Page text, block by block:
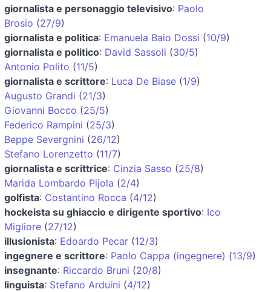
giornalista e personaggio televisivo: Paolo
Brosio (27/9)
giornalista e politica: Emanuela Baio Dossi (10/9)
giornalista e politico: David Sassoli (30/5)
Antonio Polito (11/5)
giornalista e scrittore: Luca De Biase (1/9)
Augusto Grandi (21/3)
Giovanni Bocco (25/5)
Federico Rampini (25/3)
Beppe Severgnini (26/12)
Stefano Lorenzetto (11/7)
giornalista e scrittrice: Cinzia Sasso (25/8)
Marida Lombardo Pijola (2/4)
golfista: Costantino Rocca (4/12)
hockeista su ghiaccio e dirigente sportivo: Ico
Migliore (27/12)
illusionista: Edoardo Pecar (12/3)
ingegnere e scrittore: Paolo Cappa (ingegnere) (13/9)
insegnante: Riccardo Bruni (20/8)
linguista: Stefano Arduini (4/12)